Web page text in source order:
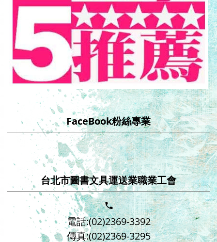
FaceBook粉絲專業
台北市圖書文具運送業職業工會
電話:(02)2369-3392
傳真:(02)2369-3295